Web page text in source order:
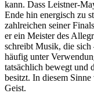
kann. Dass Leistner-
Ende hin energisch zu
zahlreichen seiner
er ein Meister des
schreibt Musik, die sich
häufig unter
tatsächlich bewegt und
besitzt. In diesem
Geist.